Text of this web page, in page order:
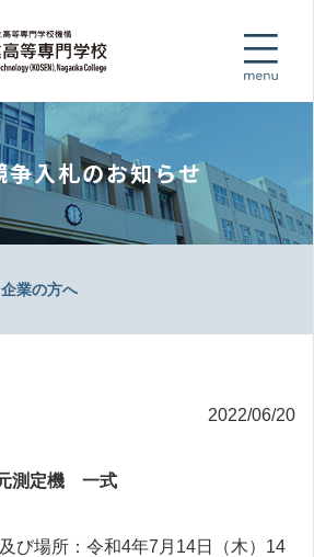
争入札のお知らせ
企業の方へ
2022/06/20
測定機 一式
び場所：令和4年7月14日（木）14